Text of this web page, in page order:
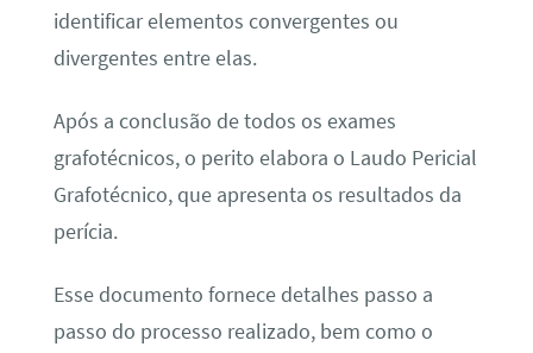
identificar elementos convergentes ou
divergentes entre elas.
Após a conclusão de todos os exames
grafotécnicos, o perito elabora o Laudo Pericial
Grafotécnico, que apresenta os resultados da
perícia.
Esse documento fornece detalhes passo a
passo do processo realizado, bem como o